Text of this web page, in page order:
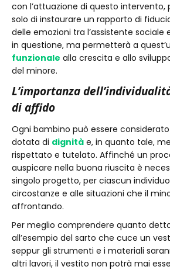
con l’attuazione di questo
solo di instaurare un rapporto di
delle emozioni tra l’assistente sociale
in questione, ma permetterà a
funzionale alla crescita e allo
del minore.
L’importanza
di affido
Ogni bambino può essere
dotata di dignità e, in quanto tale,
rispettato e tutelato. Affinché un
auspicare nella buona riuscita è
singolo progetto, per ciascun
circostanze e alle situazioni che il
affrontando.
Per meglio comprendere quanto
all’esempio del sarto che cuce un
seppur gli strumenti e i materiali
altri lavori, il vestito non potrà mai